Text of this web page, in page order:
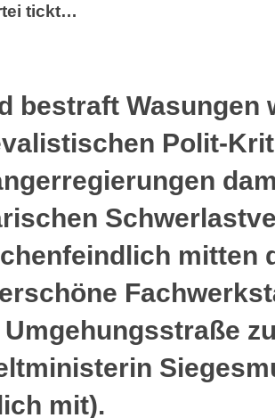
tickt…
bestraft Wasungen
Polit-
mitten
mit).